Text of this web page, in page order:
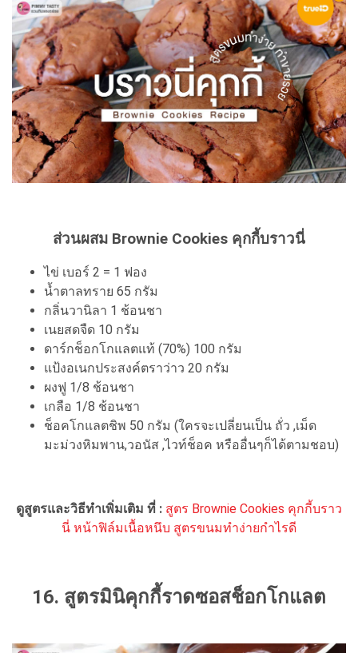
ส่วนผสม Brownie Cookies คุกกี้บราวนี่
ไข่ เบอร์ 2 = 1 ฟอง
น้ำตาลทราย 65 กรัม
กลิ่นวานิลา 1 ช้อนชา
เนยสดจืด 10 กรัม
ดาร์กช็อกโกแลตแท้ (70%) 100 กรัม
แป้งอเนกประสงค์ตราว่าว 20 กรัม
ผงฟู 1/8 ช้อนชา
เกลือ 1/8 ช้อนชา
ช็อคโกแลตชิพ 50 กรัม (ใครจะเปลี่ยนเป็น ถั่ว ,เม็ด
มะม่วงหิมพาน,วอนัส ,ไวท์ช็อค หรืออื่นๆก็ได้ตามชอบ)
ดูสูตรและวิธีทำเพิ่มเติม ที่ : สูตร Brownie Cookies คุกกี้บราว
นี่ หน้าฟิล์มเนื้อหนึบ สูตรขนมทำง่ายกำไรดี
16. สูตรมินิคุกกี้ราดซอสช็อกโกแลต